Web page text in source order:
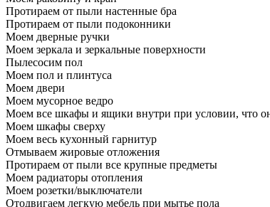
Протираем от пыли настенные бра
Протираем от пыли подоконники
Моем дверные ручки
Моем зеркала и зеркальные поверхности
Пылесосим пол
Моем пол и плинтуса
Моем двери
Моем мусорное ведро
Моем все шкафы и ящики внутри при условии, что
Моем шкафы сверху
Моем весь кухонный гарнитур
Отмываем жировые отложения
Протираем от пыли все крупные предметы
Моем радиаторы отопления
Моем розетки/выключатели
Отодвигаем легкую мебель при мытье пола